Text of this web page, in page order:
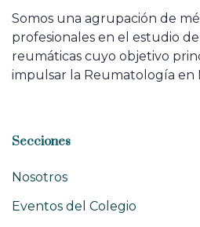
Somos una agrupación de
profesionales en el estudio
reumáticas cuyo objetivo
impulsar la Reumatología en
Secciones
Nosotros
Eventos del Colegio